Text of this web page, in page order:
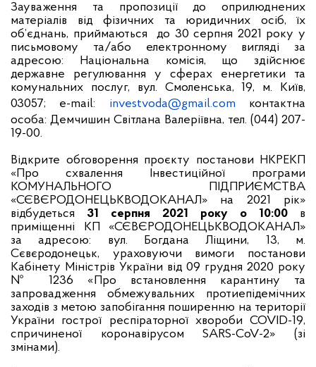
Зауваження та пропозиції до оприлюднених
матеріалів від фізичних та юридичних осіб, їх
об’єднань, приймаються
до 30 серпня 2021 року у
письмовому та/або електронному вигляді за
адресою: Національна комісія, що здійснює
державне регулювання у сферах енергетики та
комунальних послуг, вул. Смоленська, 19, м. Київ,
03057; e-mail: investvoda@gmail.com
контактна
особа: Демчишин Світлана Валеріївна, тел. (044) 207-
19-00.
Відкрите обговорення проєкту постанови НКРЕКП
«Про схвалення Інвестиційної програми
КОМУНАЛЬНОГО ПІДПРИЄМСТВА
«СЄВЄРОДОНЕЦЬКВОДОКАНАЛ»
на 2021 рік»
відбудеться 31 серпня 2021 року о 10:00 в
приміщенні КП «СЄВЄРОДОНЕЦЬКВОДОКАНАЛ»
за адресою: вул. Богдана Ліщини, 13, м.
Сєвєродонецьк, ураховуючи вимоги постанови
Кабінету Міністрів України від 09 грудня 2020 року
№ 1236 «Про встановлення карантину та
запровадження обмежувальних протиепідемічних
заходів з метою запобігання поширенню на території
України гострої респіраторної хвороби COVID-19,
спричиненої коронавірусом SARS-CoV-2» (зі
змінами).